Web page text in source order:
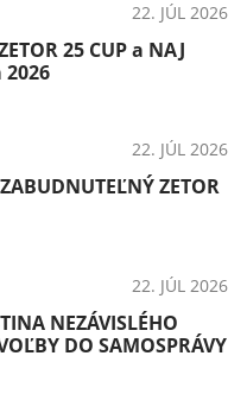
22. JÚL 2026
25 CUP a NAJ
22. JÚL 2026
ZETOR
22. JÚL 2026
NEZÁVISLÉHO
DO SAMOSPRÁVY